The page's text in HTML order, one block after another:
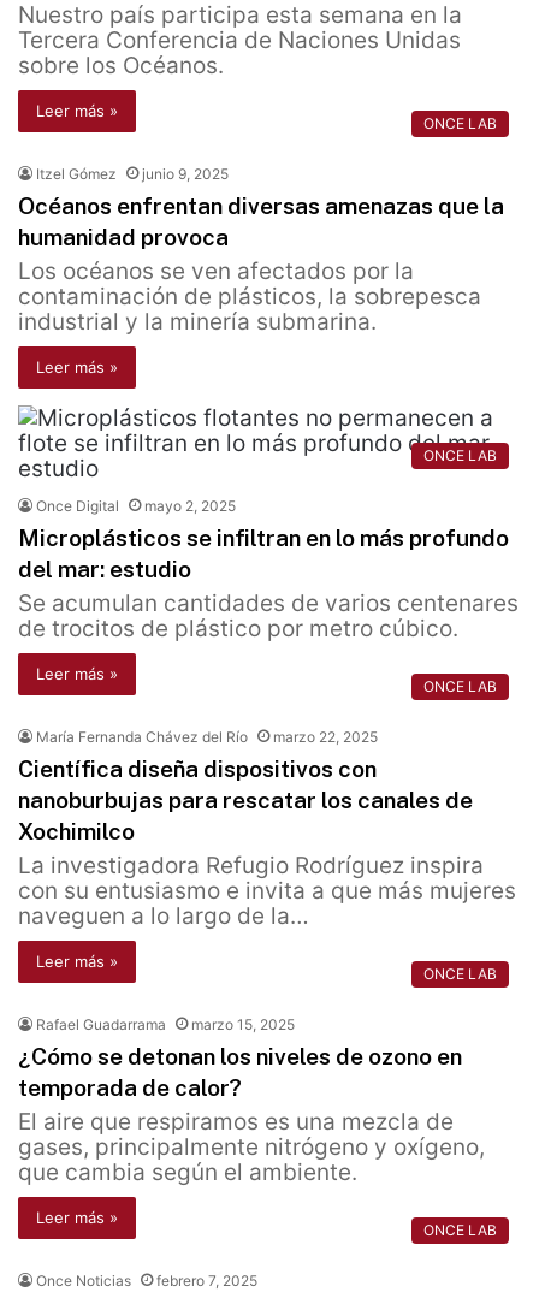
Nuestro país participa esta semana en la
Tercera Conferencia de Naciones Unidas
sobre los Océanos.
Leer más »
ONCE LAB
Itzel Gómez junio 9, 2025
Océanos enfrentan diversas amenazas que la
humanidad provoca
Los océanos se ven afectados por la
contaminación de plásticos, la sobrepesca
industrial y la minería submarina.
Leer más »
ONCE LAB
Once Digital mayo 2, 2025
Microplásticos se infiltran en lo más profundo
del mar: estudio
Se acumulan cantidades de varios centenares
de trocitos de plástico por metro cúbico.
Leer más »
ONCE LAB
María Fernanda Chávez del Río marzo 22, 2025
Científica diseña dispositivos con
nanoburbujas para rescatar los canales de
Xochimilco
La investigadora Refugio Rodríguez inspira
con su entusiasmo e invita a que más mujeres
naveguen a lo largo de la…
Leer más »
ONCE LAB
Rafael Guadarrama marzo 15, 2025
¿Cómo se detonan los niveles de ozono en
temporada de calor?
El aire que respiramos es una mezcla de
gases, principalmente nitrógeno y oxígeno,
que cambia según el ambiente.
Leer más »
ONCE LAB
Once Noticias febrero 7, 2025